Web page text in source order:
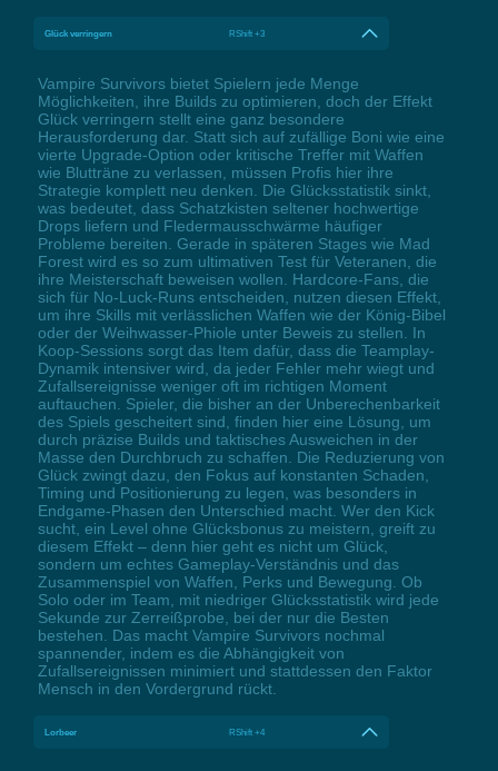
Glück verringern RShift +3
Vampire Survivors bietet Spielern jede Menge
Möglichkeiten, ihre Builds zu optimieren, doch der Effekt
Glück verringern stellt eine ganz besondere
Herausforderung dar. Statt sich auf zufällige Boni wie eine
vierte Upgrade-Option oder kritische Treffer mit Waffen
wie Blutträne zu verlassen, müssen Profis hier ihre
Strategie komplett neu denken. Die Glücksstatistik sinkt,
was bedeutet, dass Schatzkisten seltener hochwertige
Drops liefern und Fledermausschwärme häufiger
Probleme bereiten. Gerade in späteren Stages wie Mad
Forest wird es so zum ultimativen Test für Veteranen, die
ihre Meisterschaft beweisen wollen. Hardcore-Fans, die
sich für No-Luck-Runs entscheiden, nutzen diesen Effekt,
um ihre Skills mit verlässlichen Waffen wie der König-Bibel
oder der Weihwasser-Phiole unter Beweis zu stellen. In
Koop-Sessions sorgt das Item dafür, dass die Teamplay-
Dynamik intensiver wird, da jeder Fehler mehr wiegt und
Zufallsereignisse weniger oft im richtigen Moment
auftauchen. Spieler, die bisher an der Unberechenbarkeit
des Spiels gescheitert sind, finden hier eine Lösung, um
durch präzise Builds und taktisches Ausweichen in der
Masse den Durchbruch zu schaffen. Die Reduzierung von
Glück zwingt dazu, den Fokus auf konstanten Schaden,
Timing und Positionierung zu legen, was besonders in
Endgame-Phasen den Unterschied macht. Wer den Kick
sucht, ein Level ohne Glücksbonus zu meistern, greift zu
diesem Effekt – denn hier geht es nicht um Glück,
sondern um echtes Gameplay-Verständnis und das
Zusammenspiel von Waffen, Perks und Bewegung. Ob
Solo oder im Team, mit niedriger Glücksstatistik wird jede
Sekunde zur Zerreißprobe, bei der nur die Besten
bestehen. Das macht Vampire Survivors nochmal
spannender, indem es die Abhängigkeit von
Zufallsereignissen minimiert und stattdessen den Faktor
Mensch in den Vordergrund rückt.
Lorbeer RShift +4